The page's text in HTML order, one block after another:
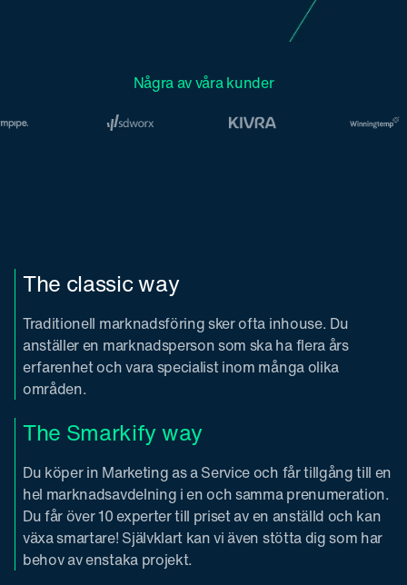
Några av våra kunder
The classic way
Traditionell marknadsföring sker ofta inhouse. Du
anställer en marknadsperson som ska ha flera års
erfarenhet och vara specialist inom många olika
områden.
The Smarkify way
Du köper in Marketing as a Service och får tillgång till en
hel marknadsavdelning i en och samma prenumeration.
Du får över 10 experter till priset av en anställd och kan
växa smartare! Självklart kan vi även stötta dig som har
behov av enstaka projekt.